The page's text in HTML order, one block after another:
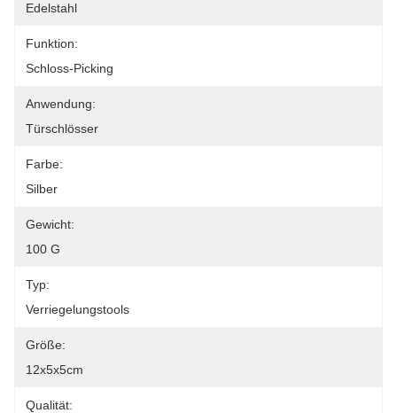
Edelstahl
Funktion:
Schloss-Picking
Anwendung:
Türschlösser
Farbe:
Silber
Gewicht:
100 G
Typ:
Verriegelungstools
Größe:
12x5x5cm
Qualität: